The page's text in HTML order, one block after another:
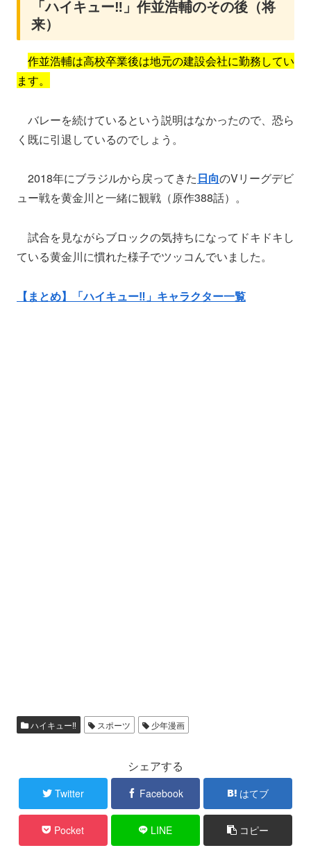
「ハイキュー‼」作並浩輔のその後（将
来）
作並浩輔は高校卒業後は地元の建設会社に勤務してい
ます。
バレーを続けているという説明はなかったので、恐ら
く既に引退しているのでしょう。
2018年にブラジルから戻ってきた日向のVリーグデビ
ュー戦を黄金川と一緒に観戦（原作388話）。
試合を見ながらブロックの気持ちになってドキドキし
ている黄金川に慣れた様子でツッコんでいました。
【まとめ】「ハイキュー‼」キャラクター一覧
ハイキュー‼ スポーツ 少年漫画
シェアする
Twitter Facebook はてブ
Pocket LINE コピー